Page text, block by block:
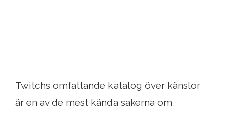
Twitchs omfattande katalog över känslor
är en av de mest kända sakerna om